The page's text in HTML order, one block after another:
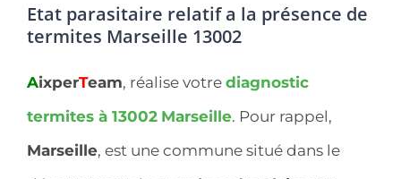
Etat parasitaire relatif a la présence de
termites Marseille 13002
AixperTeam, réalise votre diagnostic
termites à 13002 Marseille. Pour rappel,
Marseille, est une commune situé dans le